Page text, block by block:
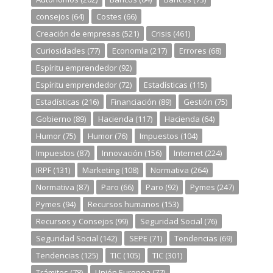
consejos (64) Costes (66)
Creación de empresas (521) Crisis (461)
Curiosidades (77) Economía (217) Errores (68)
Espíritu emprendedor (92)
Espíritu emprendedor (72) Estadísticas (115)
Estadísticas (216) Financiación (89) Gestión (75)
Gobierno (89) Hacienda (117) Hacienda (64)
Humor (75) Humor (76) Impuestos (104)
Impuestos (87) Innovación (156) Internet (224)
IRPF (131) Marketing (108) Normativa (264)
Normativa (87) Paro (66) Paro (92) Pymes (247)
Pymes (94) Recursos humanos (153)
Recursos y Consejos (99) Seguridad Social (76)
Seguridad Social (142) SEPE (71) Tendencias (69)
Tendencias (125) TIC (105) TIC (301)